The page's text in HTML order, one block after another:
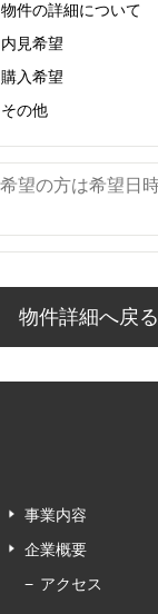
物件の詳細について
内見希望
購入希望
その他
物件詳細へ戻る
事業内容
企業概要
アクセス